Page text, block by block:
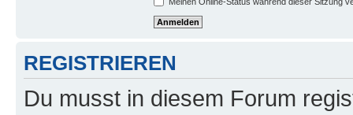
REGISTRIEREN
Du musst in diesem Forum